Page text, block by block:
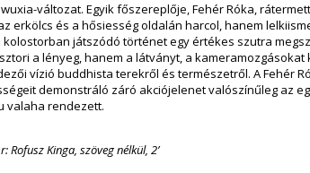
változat. Egyik főszereplője, Fehér Róka,
erkölcs és a hősiesség oldalán harcol, hanem
kolostorban játszódó történet egy értékes szutra
a lényeg, hanem a látványt, a kameramozgásokat
vízió buddhista terekről és természetről. A Fehér
demonstráló záró akciójelenet valószínűleg az
valaha rendezett.
Kinga, szöveg nélkül, 2’